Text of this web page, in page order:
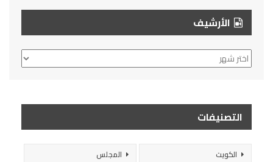
الأرشيف
الأرشيف
التصنيفات
الكويت
المجلس